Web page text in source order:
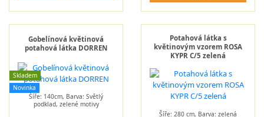
Gobelínová květinová
potahová látka DORREN
Skladem
Novinka
Šíře: 140cm, Barva: Světlý
podklad, zelené motivy
Potahová látka s
květinovým vzorem ROSA
KYPR C/5 zelená
Šíře: 280 cm, Barva: zelená